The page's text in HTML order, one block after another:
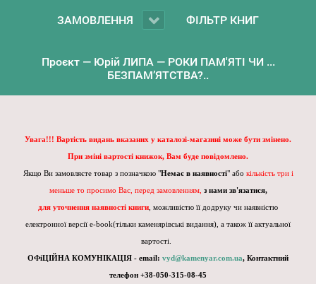
ЗАМОВЛЕННЯ ФІЛЬТР КНИГ
Проєкт — Юрій ЛИПА — РОКИ ПАМ'ЯТІ ЧИ ...
БЕЗПАМ’ЯТСТВА?..
Увага!!! Вартість видань вказаних у каталозі-магазині може бути змінено.
При зміні вартості книжок, Вам буде повідомлено.
Якщо Ви замовляєте товар з позначкою "Немає в наявності" або кількість три і
меньше то просимо Вас, перед замовленням, з нами зв'язатися,
для уточнення наявності книги , можливістю її додруку чи наявністю
електронної версії e-book(тільки каменярівські видання), а також її актуальної
вартості.
ОФіЦІЙНА КОМУНІКАЦІЯ - email: vyd@kamenyar.com.ua, Контактний
телефон +38-050-315-08-45